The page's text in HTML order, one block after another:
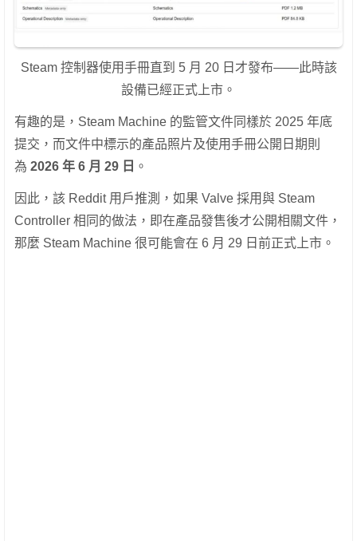
Steam 控制器使用手冊直到 5 月 20 日才發布——此時該
設備已經正式上市。
有趣的是，Steam Machine 的監管文件同樣於 2025 年底
提交，而文件中標示的產品照片及使用手冊公開日期則
為 2026 年 6 月 29 日 。
因此，該 Reddit 用戶推測，如果 Valve 採用與 Steam
Controller 相同的做法，即在產品發售後才公開相關文件，
那麼 Steam Machine 很可能會在 6 月 29 日前正式上市。